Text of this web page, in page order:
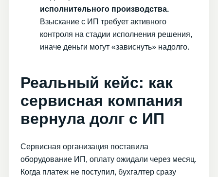
исполнительного производства.
Взыскание с ИП требует активного
контроля на стадии исполнения решения,
иначе деньги могут «зависнуть» надолго.
Реальный кейс: как
сервисная компания
вернула долг с ИП
Сервисная организация поставила
оборудование ИП, оплату ожидали через месяц.
Когда платеж не поступил, бухгалтер сразу